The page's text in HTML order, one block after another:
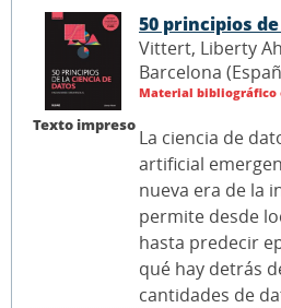
Texto impreso
50 principios
Vittert, Liberty
Barcelona
Material bibliográfico
La ciencia de
artificial
nueva era de la
permite desde
hasta predecir
qué hay detrás
cantidades de